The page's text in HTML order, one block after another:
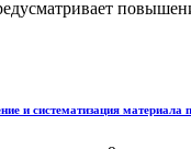
и систематизация материала